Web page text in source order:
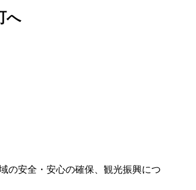
へ
の安全・安心の確保、観光振興につ